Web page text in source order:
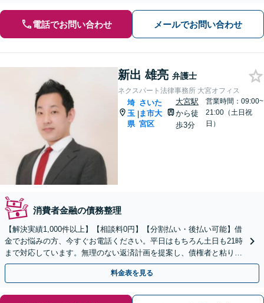
電話でお問い合わせ メールでお問い合わせ
新出 雄亮 弁護士
ネクスパート法律事務所 大宮オフィス
埼
玉
県
|
さいた
ま市大
宮区
大宮駅
から徒
歩3分
営業時間：09:00~
21:00（土日祝
日）
消費者金融の債務整理
【解決実績1,000件以上】【相談料0円】【分割払い・後払い可能】借
金でお悩みの方、今すぐお電話ください。平日はもちろん土日も21時
まで対応しています。無理のない返済計画を提案し、債権者と粘り強
く交渉いたします。
料金表を見る